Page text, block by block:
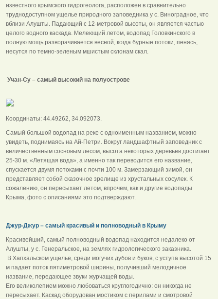
известного крымского гидрогеолога, расположен в сравнительно
труднодоступном ущелье природного заповедника у с. Виноградное, что
вблизи Алушты. Падающий с 12-метровой высоты, он является частью
целого водного каскада. Мелеющий летом, водопад Головкинского в
полную мощь разворачивается весной, когда бурные потоки, пенясь,
несутся по темно-зеленым мшистым склонам скал.
Учан-Су – самый высокий на полуострове
Координаты: 44.49262, 34.092073.
Самый большой водопад на реке с одноименным названием, можно
увидеть, поднимаясь на Ай-Петри. Вокруг ландшафтный заповедник с
величественным сосновым лесом, высота некоторых деревьев достигает
25-30 м. «Летящая вода», а именно так переводится его название,
спускается двумя потоками с почти 100 м. Замерзающий зимой, он
представляет собой сказочное зрелище из хрустальных сосулек. К
сожалению, он пересыхает летом, впрочем, как и другие водопады
Крыма, фото с описаниями это подтверждают.
Джур-Джур – самый красивый и полноводный в Крыму
Красивейший, самый полноводный водопад находится недалеко от
Алушты, у с. Генеральское, на землях гидрологического заказника.
В Хапхальском ущелье, среди могучих дубов и буков, с уступа высотой 15
м падает поток пятиметровой ширины, получивший мелодичное
название, передающее звуки журчащей воды.
Его великолепием можно любоваться круглогодично: он никогда не
пересыхает. Каскад оборудован мостиком с перилами и смотровой